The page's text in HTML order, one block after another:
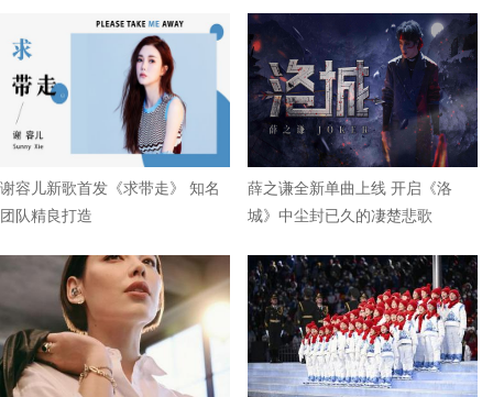
谢容儿新歌首发《求带走》 知名
团队精良打造
薛之谦全新单曲上线 开启《洛
城》中尘封已久的凄楚悲歌